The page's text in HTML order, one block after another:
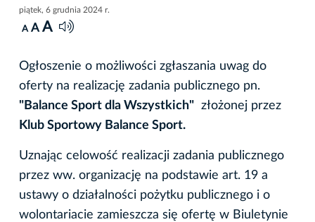
piątek, 6 grudnia 2024 r.
A A A
Ogłoszenie o możliwości zgłaszania uwag do
oferty na realizację zadania publicznego pn.
"Balance Sport dla Wszystkich" złożonej przez
Klub Sportowy Balance Sport.
Uznając celowość realizacji zadania publicznego
przez ww. organizację na podstawie art. 19 a
ustawy o działalności pożytku publicznego i o
wolontariacie zamieszcza się ofertę w Biuletynie